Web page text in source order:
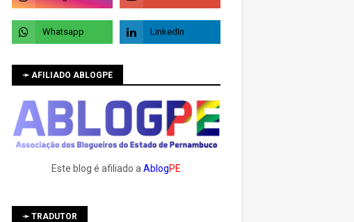
➛ AFILIADO ABLOGPE
Este blog é afiliado a AblogPE
➛ TRADUTOR